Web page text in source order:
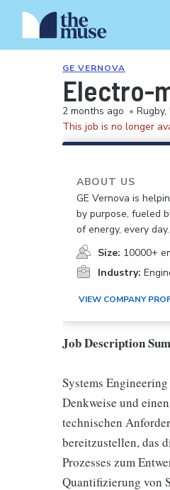
GE VERNOVA
Electro-
2 months ago •
This job is no longer
ABOUT US
GE Vernova is
by purpose, fueled
of energy, every day.
Size: 10000+
Industry:
VIEW COMPANY
Job Description
Systems
Denkweise und
technischen
bereitzustellen, das
Prozesses zum
Quantifizierung von